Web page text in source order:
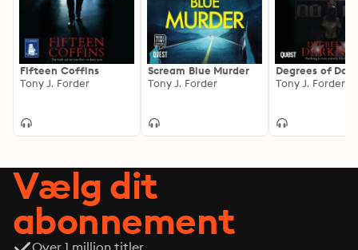
Fifteen Coffins
Tony J. Forder
Scream Blue Murder
Tony J. Forder
Degrees of
Tony J. Forder
Vælg dit
abonnement
Over 1 million titler